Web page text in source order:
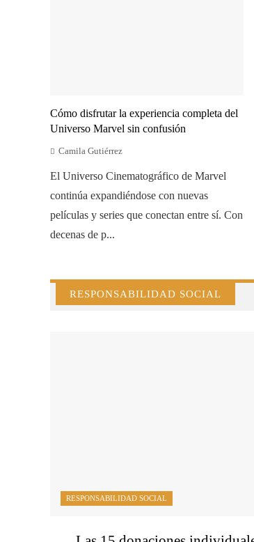
Cómo disfrutar la experiencia completa del
Universo Marvel sin confusión
Camila Gutiérrez
El Universo Cinematográfico de Marvel
continúa expandiéndose con nuevas
películas y series que conectan entre sí. Con
decenas de p...
RESPONSABILIDAD SOCIAL
RESPONSABILIDAD SOCIAL